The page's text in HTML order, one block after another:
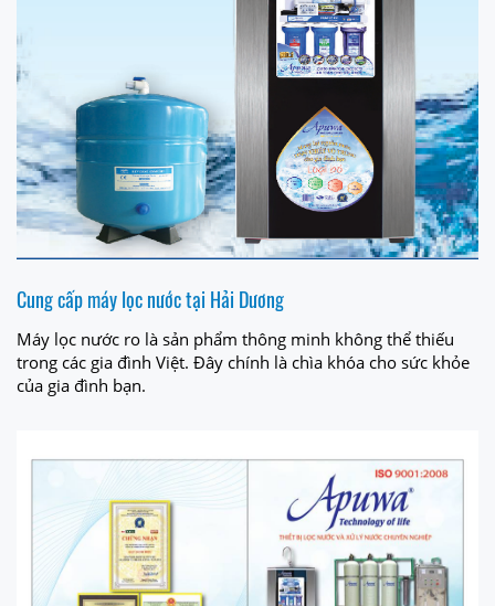
Cung cấp máy lọc nước tại Hải Dương
Máy lọc nước ro là sản phẩm thông minh không thể thiếu
trong các gia đình Việt. Đây chính là chìa khóa cho sức khỏe
của gia đình bạn.